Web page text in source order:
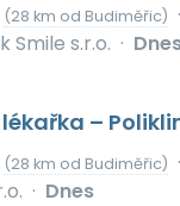
(28 km od Budiměřic) ·
Smile s.r.o. ·
–
(28 km od Budiměřic) ·
· Dnes